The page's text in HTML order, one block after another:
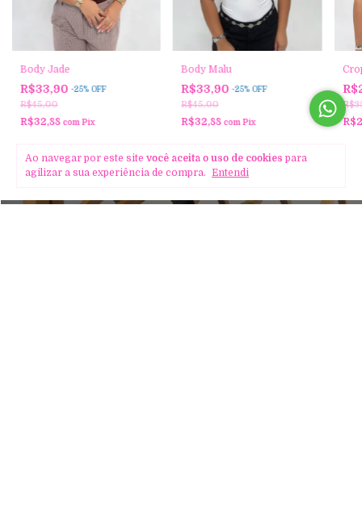
Ao navegar por este site você aceita o uso de cookies para
agilizar a sua experiência de compra. Entendi
Body Jade
R$33,90 -25% OFF
R$45,00
R$32,88 comPix
Body Malu
R$33,90-25%OFF
R$45,00
R$32,88comPix
SOBRE NÓS